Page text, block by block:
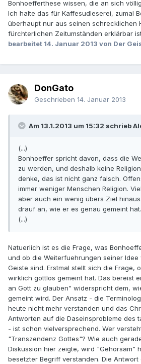
Bonhoefferthese wissen, die an sich
Ich halte das für Kaffesudleserei, zumal
überhaupt nur aus seinen schrecklichen
fürchterlichen Zeitumständen erklärbar
bearbeitet 14. Januar 2013 von Der
DonGato
Geschrieben 14. Januar 2013
Am 13.1.2013 um 15:32 schrieb
(...)
Bonhoeffer spricht davon, dass die
zu werden, und deshalb keine
denke, das ist nicht ganz falsch.
immer weniger Menschen Religion.
aber auch ein wenig übers Ziel
drauf an, wie er es genau gemeint
(...)
Natuerlich ist es die Frage, was
und ob die Weiterfuehrungen seiner Idee
Geiste sind. Erstmal stellt sich die Frage,
wirklich gottlos gemeint hat. Das bereist
an Gott zu glauben" widerspricht dem,
gemeint wird. Der Ansatz - die
heute nicht mehr verstanden und das
Antworten auf die Daseinsprobleme des
- ist schon vielversprechend. Wer
"Transzendenz Gottes"? Wie auch
Diskussion hier zeigte, wird "Gehorsam"
besetzter Begriff verstanden. Die